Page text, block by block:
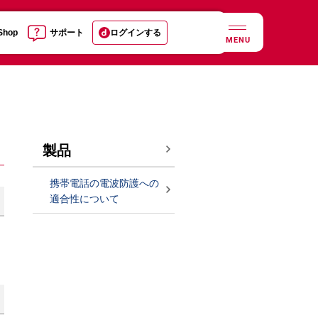
サポート ログインする
MENU
製品
携帯電話の電波防護への
適合性について